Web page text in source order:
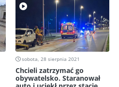
sobota, 28 sierpnia 2021
Chcieli zatrzymać go
obywatelsko. Staranował